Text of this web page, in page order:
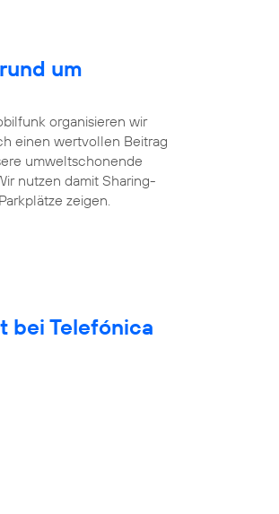
um
organisieren wir
einen wertvollen Beitrag
umweltschonende
nutzen damit Sharing-
zeigen.
bei Telefónica